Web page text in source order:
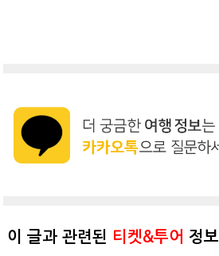
이 글과 관련된 티켓&투어 정보